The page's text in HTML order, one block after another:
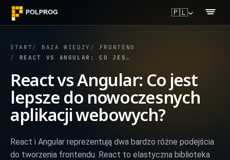
🇵🇱
START BAZA WIEDZY
FRONTEND
REACT VS ANGULAR: CO JEST LEPSZE DO NOWOCZESNYCH APLIKACJI WEBOWYCH?
React vs Angular: Co jest
lepsze do nowoczesnych
aplikacji webowych?
React i Angular reprezentują dwa bardzo różne podejścia
do tworzenia frontendu. React to elastyczna biblioteka